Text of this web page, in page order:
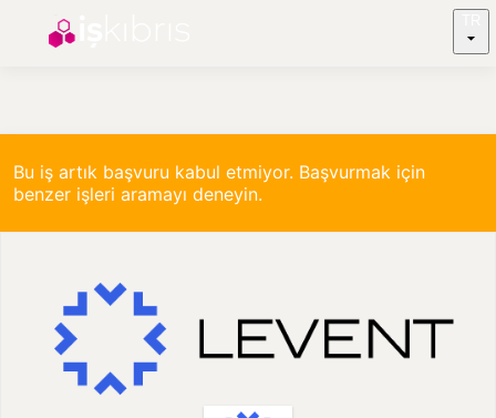
Bu iş artık başvuru kabul etmiyor. Başvurmak için
benzer işleri aramayı deneyin.